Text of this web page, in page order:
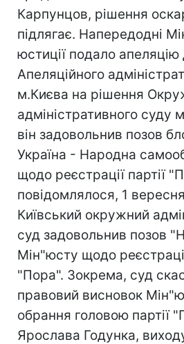
Карпунцов, рішення
підлягає. Напередодні
юстиції подало апеляцію
Апеляційного
м.Києва на рішення
адміністративного суду
він задовольнив позов
Україна - Народна
щодо реєстрації партії
повідомлялося, 1
Київський окружний
суд задовольнив позов
Мін"юсту щодо
"Пора". Зокрема, суд
правовий висновок
обрання головою партії
Ярослава Годунка,